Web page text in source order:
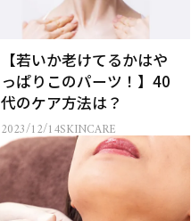
【若いか老けてるかはや
っぱりこのパーツ！】40
代のケア方法は？
2023/12/14SKINCARE